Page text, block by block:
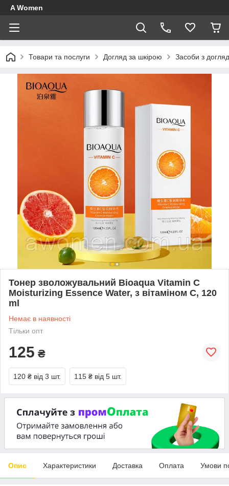
A Women
Товари та послуги Догляд за шкірою Засоби з
Тонер зволожувальний Bioaqua Vitamin C
Moisturizing Essence Water, з вітаміном С, 120
ml
Немає в наявності
Тільки опт
125 ₴
120 ₴ від 3 шт. 115 ₴ від 5 шт.
Опис Характеристики Доставка Оплата Умови